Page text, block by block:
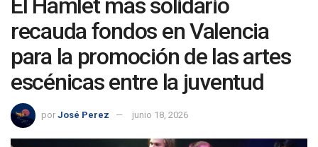
recauda fondos en Valencia
para la promoción de las artes
escénicas entre la juventud
por José Perez junio 18, 2026